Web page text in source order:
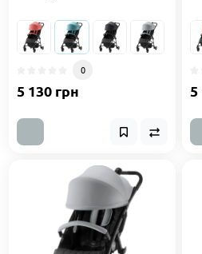
0
5 130 грн 5